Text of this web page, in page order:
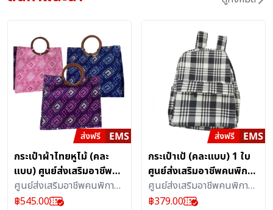
กระเป๋าผ้าไทยหูไม้ (คละ
แบบ) ศูนย์ส่งเสริมอาชีพคน
พิการ (โรงงานปีคนพิการ
สากล)
ศูนย์ส่งเสริมอาชีพคนพิการ
(โรงงานปีคนพิการสากล)
฿545.00
กระเป๋าเป้ (คละแบบ) 1 ใบ
ศูนย์ส่งเสริมอาชีพคนพิการ
(โรงงานปีคนพิการสากล)
ศูนย์ส่งเสริมอาชีพคนพิการ
(โรงงานปีคนพิการสากล)
฿379.00